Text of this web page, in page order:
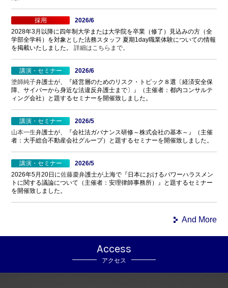
採用
2026/6
2028年3月以降に四年制大学または大学院を卒業（修了）見込みの方（全
学部全学科）を対象とした法務スタッフ 夏期1day職業体験についての情報
を掲載いたしました。詳細はこちらまで。
講演・セミナー
2026/6
塗師純子弁護士が、『経営層のためのリスク・トピック８選〔経済安全保
障、サイバーから身近な法違反弁護士まで〕』（主催者：都内コンサルテ
ィング会社）と題するセミナーを開催致しました。
講演・セミナー
2026/5
山本一生弁護士が、『会社法ガバナンス研修～株式会社の基本～』（主催
者：大手総合不動産会社グループ）と題するセミナーを開催致しました。
講演・セミナー
2026/5
2026年5月20日に佐藤慶弁護士が上海で『日本におけるパワーハラスメン
トに関する議論について（主催者：安理律師事務所）』と題するセミナー
を開催致しました。
And More
Access
アクセス